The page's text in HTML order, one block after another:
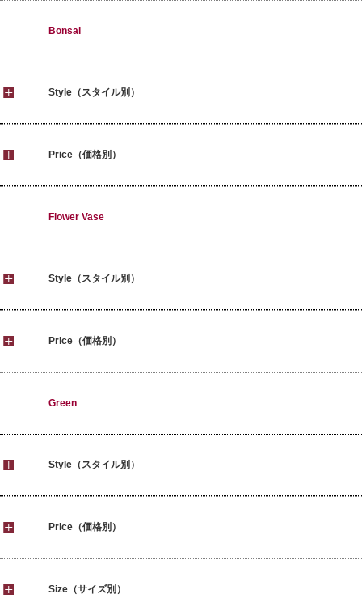
Bonsai
Style（スタイル別）
Price（価格別）
Flower Vase
Style（スタイル別）
Price（価格別）
Green
Style（スタイル別）
Price（価格別）
Size（サイズ別）